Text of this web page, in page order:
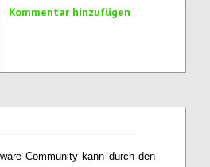
Kommentar hinzufügen
Community kann durch den